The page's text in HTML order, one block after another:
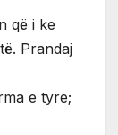
që i ke
Prandaj
e tyre;